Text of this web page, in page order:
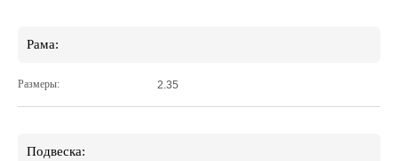
Рама:
Размеры: 2.35
Подвеска: